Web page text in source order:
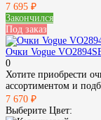
7 695 ₽
Закончился
Под заказ
Очки Vogue
0
Хотите приобрести
ассортиментом и
7 670 ₽
Выберите Цвет: